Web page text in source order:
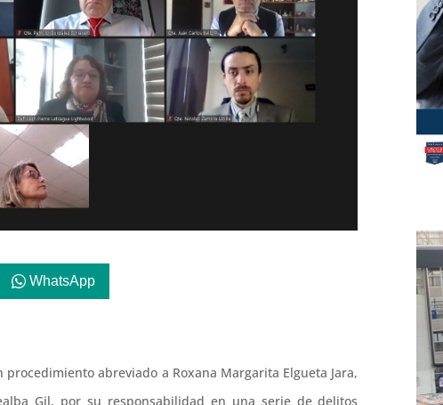
WhatsApp
abreviado a Roxana Margarita Elgueta Jara,
Gil, por su responsabilidad en una serie de delitos